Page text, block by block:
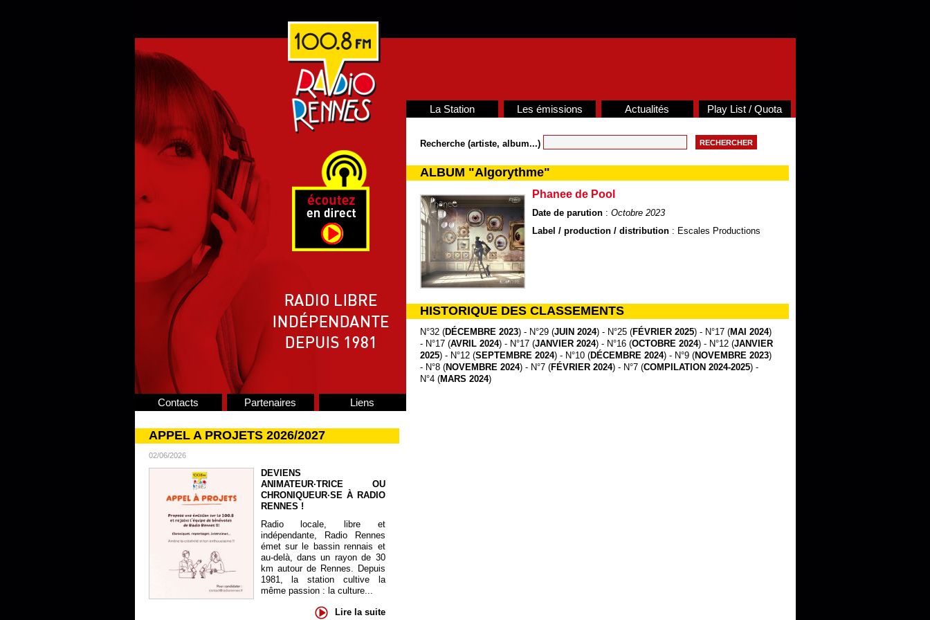
Contacts Partenaires Liens
APPEL A PROJETS 2026/2027
02/06/2026
DEVIENS
ANIMATEUR·TRICE OU
CHRONIQUEUR·SE À RADIO
RENNES !
Radio locale, libre et
indépendante, Radio Rennes
émet sur le bassin rennais et
au-delà, dans un rayon de 30
km autour de Rennes. Depuis
1981, la station cultive la
même passion : la culture...
Lire la suite
La Station Les émissions Actualités Play List / Quota
Recherche (artiste, album...)
ALBUM "Algorythme"
Phanee de Pool
Date de parution: Octobre 2023
Label / production / distribution: Escales Productions
HISTORIQUE DES CLASSEMENTS
N°32 (DÉCEMBRE 2023) - N°29 (JUIN 2024) - N°25 (FÉVRIER 2025) - N°17 (MAI 2024)
- N°17 (AVRIL 2024) - N°17 (JANVIER 2024) - N°16 (OCTOBRE 2024) - N°12 (JANVIER
2025) - N°12 (SEPTEMBRE 2024) - N°10 (DÉCEMBRE 2024) - N°9 (NOVEMBRE 2023)
- N°8 (NOVEMBRE 2024) - N°7 (FÉVRIER 2024) - N°7 (COMPILATION 2024-2025) -
N°4 (MARS 2024)